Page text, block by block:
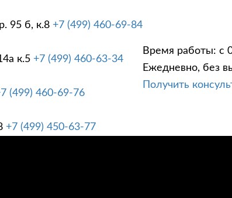
95 б, к.8 +7 (499) 460-69-84
к.5 +7 (499) 460-63-34
(499) 460-69-76
+7 (499) 450-63-77
Время работы: с
Ежедневно, без
Получить